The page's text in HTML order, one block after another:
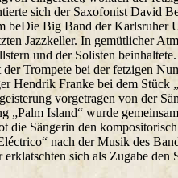
sich der Saxofonist David
beDie Big Band der Karlsruher
Jazzkeller. In gemütlicher
und der Solisten
Trompete bei der fetzigen
Hendrik Franke bei dem
vorgetragen von der
„Palm Island“ wurde
die Sängerin den
nach der Musik des
erklatschten sich als Zugabe den